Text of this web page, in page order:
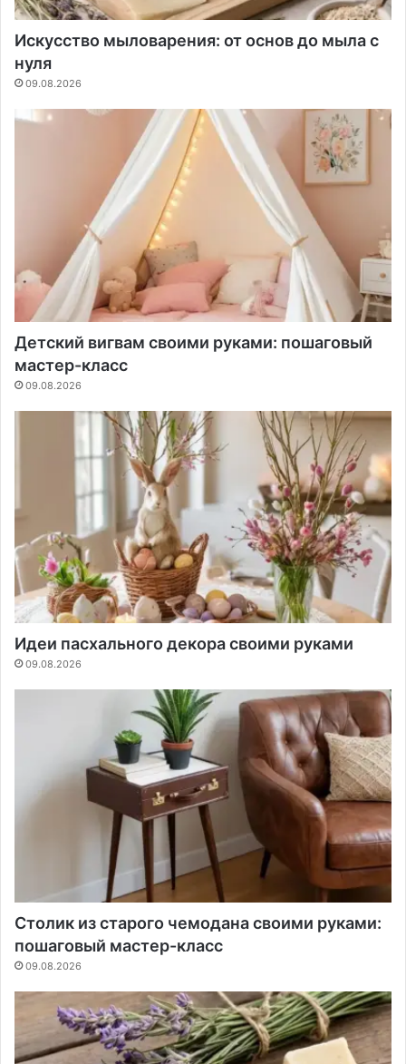
Искусство мыловарения: от основ до мыла с
нуля
09.08.2026
Детский вигвам своими руками: пошаговый
мастер-класс
09.08.2026
Идеи пасхального декора своими руками
09.08.2026
Столик из старого чемодана своими руками:
пошаговый мастер-класс
09.08.2026